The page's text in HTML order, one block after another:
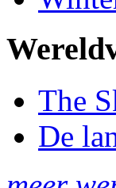
The
De